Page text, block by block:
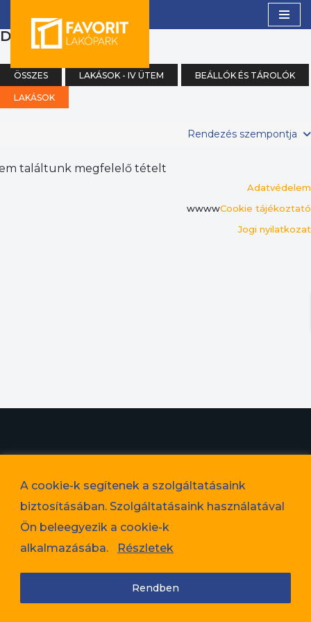
A cookie-k segítenek a szolgáltatásaink
biztosításában. Szolgáltatásaink használatával
Ön beleegyezik a cookie-k
alkalmazásába.
Részletek
Rendben
content
DK - D - DNY(0)
ÖSSZES LAKÁSOK - IV ÜTEM BEÁLLÓK ÉS TÁROLÓK
LAKÁSOK
Rendezés szempontja
találtunk megfelelő tételt
Adatvédelem
wwwwCookie tájékoztató
Jogi nyilatkozat
Adatvédelem
Cookie tájékoztató